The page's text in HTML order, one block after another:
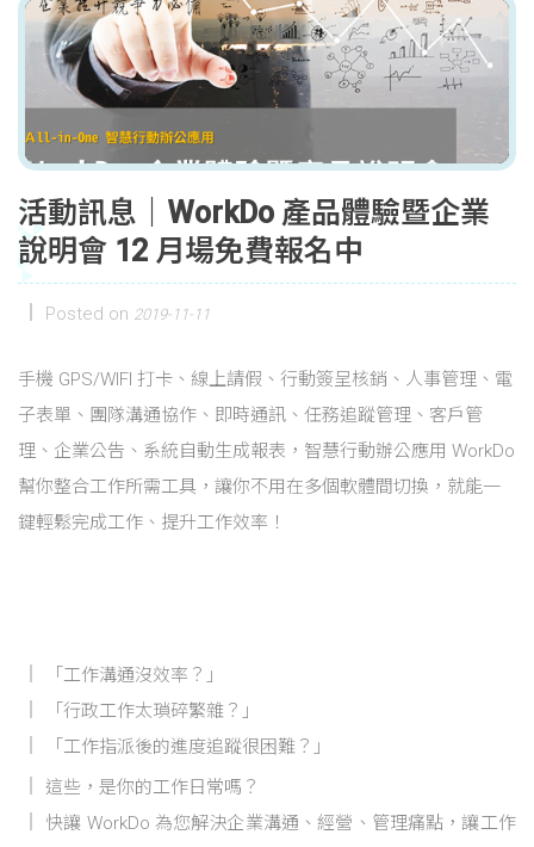
活動訊息｜WorkDo 產品體驗暨企業
說明會 12 月場免費報名中
Posted on 2019-11-11
手機 GPS/WIFI 打卡、線上請假、行動簽呈核銷、人事管理、電
子表單、團隊溝通協作、即時通訊、任務追蹤管理、客戶管
理、企業公告、系統自動生成報表，智慧行動辦公應用 WorkDo
幫你整合工作所需工具，讓你不用在多個軟體間切換，就能一
鍵輕鬆完成工作、提升工作效率！
「工作溝通沒效率？」
「行政工作太瑣碎繁雜？」
「工作指派後的進度追蹤很困難？」
這些，是你的工作日常嗎？
快讓 WorkDo 為您解決企業溝通、經營、管理痛點，讓工作